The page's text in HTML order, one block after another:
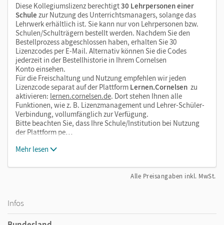
Diese Kollegiumslizenz berechtigt30 Lehrpersonen einer
Schule zur Nutzung des Unterrichtsmanagers, solange das
Lehrwerk erhältlich ist. Sie kann nur von Lehrpersonen bzw.
Schulen/Schulträgern bestellt werden. Nachdem Sie den
Bestellprozess abgeschlossen haben, erhalten Sie 30
Lizenzcodes per E-Mail. Alternativ können Sie die Codes
jederzeit in der Bestellhistorie in Ihrem Cornelsen
Konto einsehen.
Für die Freischaltung und Nutzung empfehlen wir jeden
Lizenzcode separat auf der Plattform Lernen.Cornelsen zu
aktivieren: lernen.cornelsen.de. Dort stehen Ihnen alle
Funktionen, wie z. B. Lizenzmanagement und Lehrer-Schüler-
Verbindung, vollumfänglich zur Verfügung.
Bitte beachten Sie, dass Ihre Schule/Institution bei Nutzung
der Plattform pe…
Mehr lesen
Alle Preisangaben inkl. MwSt.
Infos